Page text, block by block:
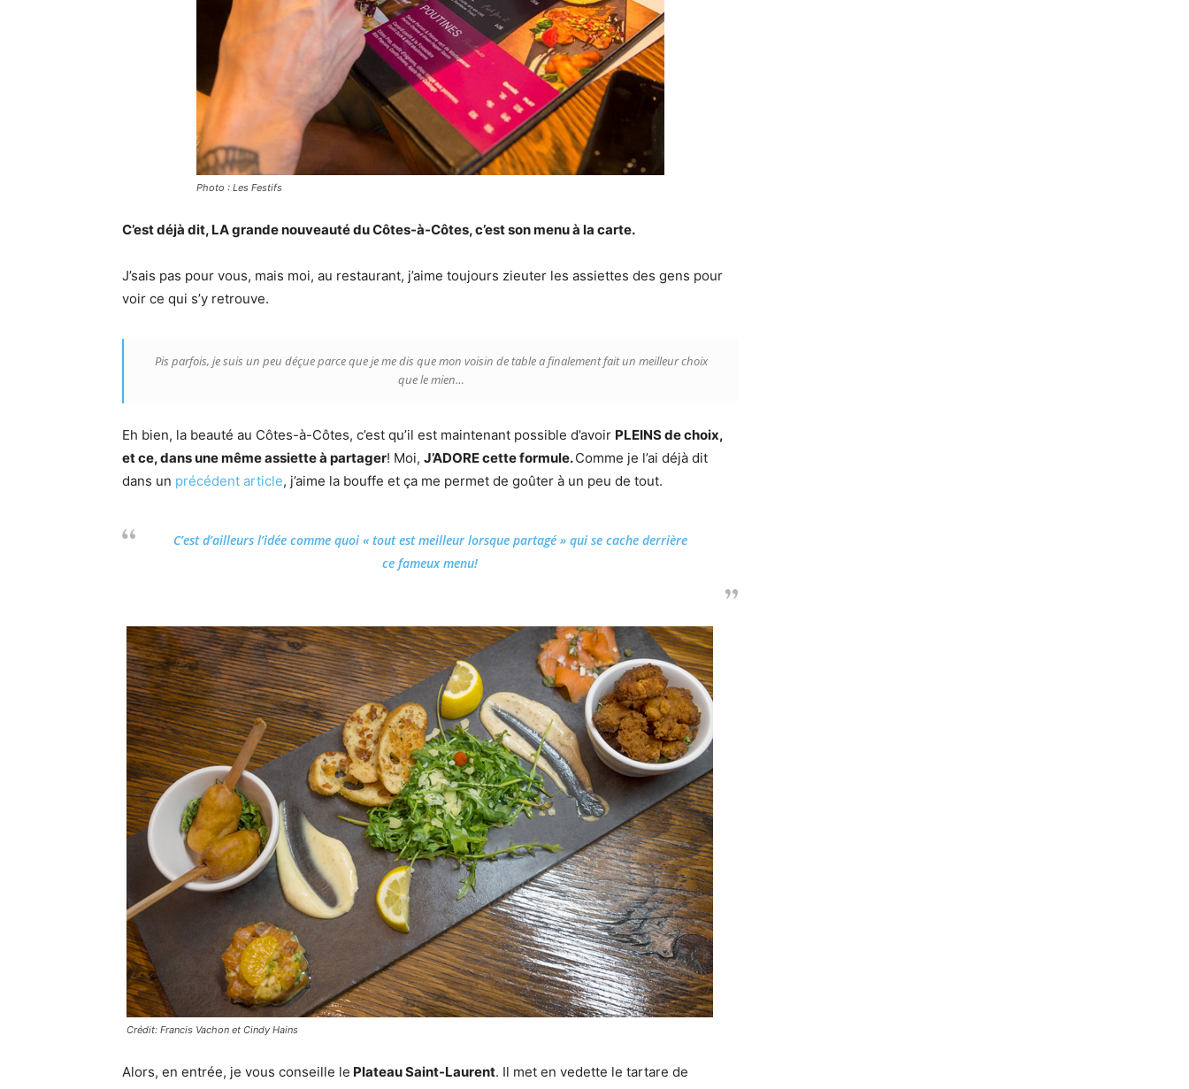
Photo : Les Festifs
C’est déjà dit, LA grande nouveauté du Côtes-à-Côtes, c’est son menu à la carte.
J’sais pas pour vous, mais moi, au restaurant, j’aime toujours zieuter les assiettes des gens pour
voir ce qui s’y retrouve.
Pis parfois, je suis un peu déçue parce que je me dis que mon voisin de table a finalement fait un meilleur choix
que le mien…
Eh bien, la beauté au Côtes-à-Côtes, c’est qu’il est maintenant possible d’avoir PLEINS de choix,
et ce, dans une même assiette à partager! Moi, J’ADORE cette formule.Comme je l’ai déjà dit
dans un précédent article, j’aime la bouffe et ça me permet de goûter à un peu de tout.
C’est d’ailleurs l’idée comme quoi « tout est meilleur lorsque partagé » qui se cache derrière
ce fameux menu!
Crédit: Francis Vachon et Cindy Hains
Alors, en entrée, je vous conseille le Plateau Saint-Laurent. Il met en vedette le tartare de